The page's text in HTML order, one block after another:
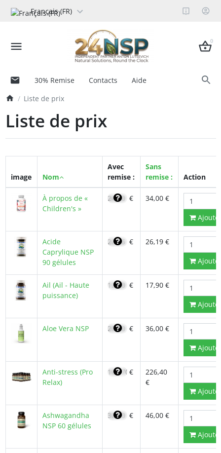
Français (FR)
0
30% Remise Contacts
Aide
Liste de prix
Liste de prix
image Nom
Avec
remise :
Sans
remise :
Action
À propos de «
Children's »
24,30 € 34,00 €
Acide
Caprylique NSP
90 gélules
22,26 € 26,19 €
Ail (Ail - Haute
puissance)
12,80 € 17,90 €
Aloe Vera NSP 25,50 € 36,00 €
Anti-stress (Pro
Relax)
161,70 €
226,40
€
Ashwagandha
NSP 60 gélules
32,70 € 46,00 €